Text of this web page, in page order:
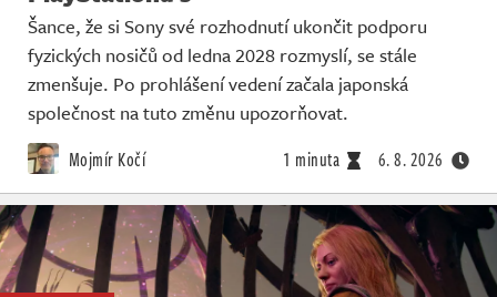
Šance, že si Sony své rozhodnutí ukončit podporu
fyzických nosičů od ledna 2028 rozmyslí, se stále
zmenšuje. Po prohlášení vedení začala japonská
společnost na tuto změnu upozorňovat.
Mojmír Kočí 1 minuta 6. 8. 2026